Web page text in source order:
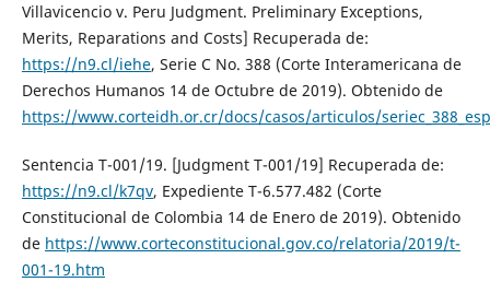
Villavicencio v. Peru Judgment. Preliminary Exceptions,
Merits, Reparations and Costs] Recuperada de:
https://n9.cl/iehe, Serie C No. 388 (Corte Interamericana de
Derechos Humanos 14 de Octubre de 2019). Obtenido de
https://www.corteidh.or.cr/docs/casos/articulos/
Sentencia T-001/19. [Judgment T-001/19] Recuperada de:
https://n9.cl/k7qv, Expediente T-6.577.482 (Corte
Constitucional de Colombia 14 de Enero de 2019). Obtenido
de https://www.corteconstitucional.gov.co/relatoria/2019/t-
001-19.htm